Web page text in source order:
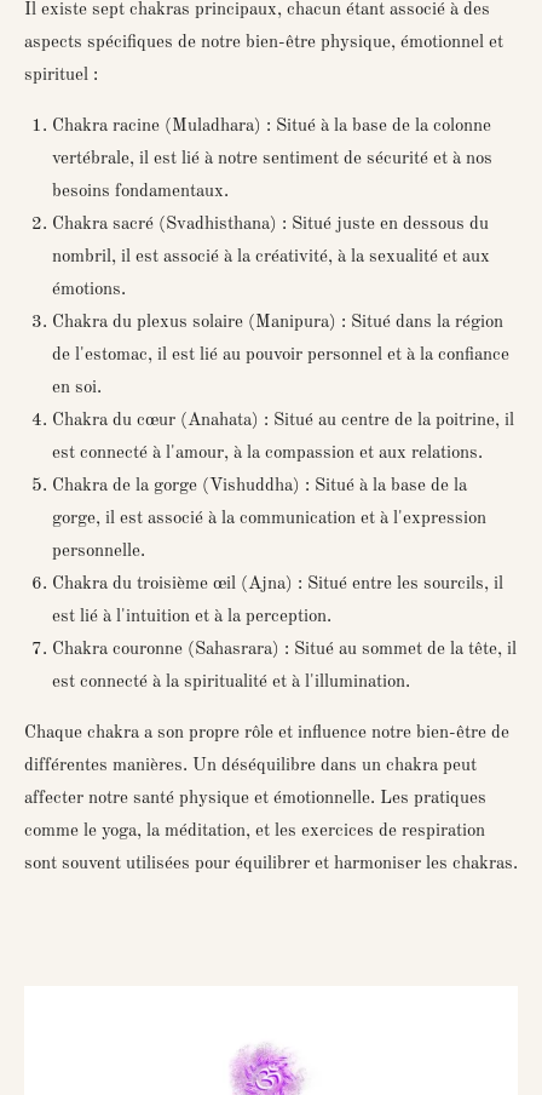
Il existe sept chakras principaux, chacun étant associé à des
aspects spécifiques de notre bien-être physique, émotionnel et
spirituel :
Chakra racine (Muladhara) : Situé à la base de la colonne
vertébrale, il est lié à notre sentiment de sécurité et à nos
besoins fondamentaux.
Chakra sacré (Svadhisthana) : Situé juste en dessous du
nombril, il est associé à la créativité, à la sexualité et aux
émotions.
Chakra du plexus solaire (Manipura) : Situé dans la région
de l'estomac, il est lié au pouvoir personnel et à la confiance
en soi.
Chakra du cœur (Anahata) : Situé au centre de la poitrine, il
est connecté à l'amour, à la compassion et aux relations.
Chakra de la gorge (Vishuddha) : Situé à la base de la
gorge, il est associé à la communication et à l'expression
personnelle.
Chakra du troisième œil (Ajna) : Situé entre les sourcils, il
est lié à l'intuition et à la perception.
Chakra couronne (Sahasrara) : Situé au sommet de la tête, il
est connecté à la spiritualité et à l'illumination.
Chaque chakra a son propre rôle et influence notre bien-être de
différentes manières. Un déséquilibre dans un chakra peut
affecter notre santé physique et émotionnelle. Les pratiques
comme le yoga, la méditation, et les exercices de respiration
sont souvent utilisées pour équilibrer et harmoniser les chakras.